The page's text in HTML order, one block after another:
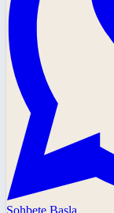
Sohbete Başla